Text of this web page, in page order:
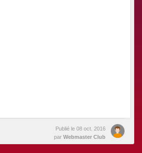
Publié le 08 oct. 2016
par Webmaster Club